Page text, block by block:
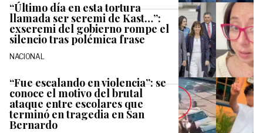
“Último día en esta tortura
llamada ser seremi de Kast…”:
exseremi del gobierno rompe el
silencio tras polémica frase
NACIONAL
“Fue escalando en violencia”: se
conoce el motivo del brutal
ataque entre escolares que
terminó en tragedia en San
Bernardo